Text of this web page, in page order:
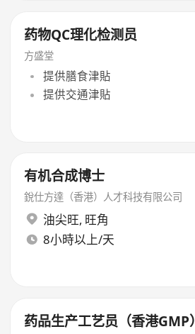
药物QC理化检测员
方盛堂
提供膳食津貼
提供交通津貼
有机合成博士
銳仕方達（香港）人才科技有限公司
油尖旺, 旺角
8小時以上/天
药品生产工艺员（香港GMP）